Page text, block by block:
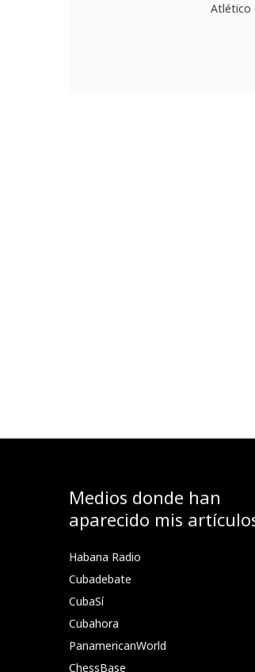
Atlético
Medios donde han
aparecido mis
Habana Radio
Cubadebate
CubaSí
Cubahora
PanamericanWorld
ChessBase